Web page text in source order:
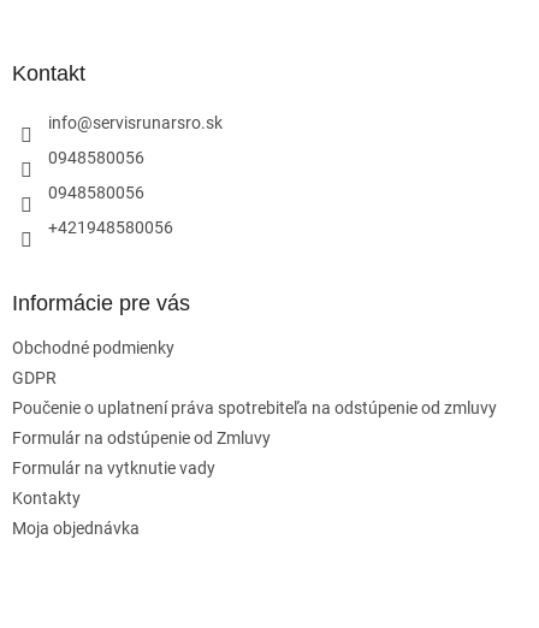
Kontakt
info@servisrunarsro.sk
0948580056
0948580056
+421948580056
Informácie pre vás
Obchodné podmienky
GDPR
Poučenie o uplatnení práva spotrebiteľa na odstúpenie od zmluvy
Formulár na odstúpenie od Zmluvy
Formulár na vytknutie vady
Kontakty
Moja objednávka